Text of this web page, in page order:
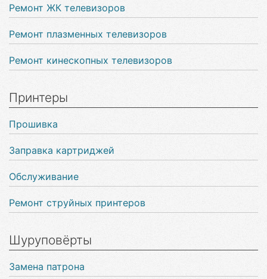
Ремонт ЖК телевизоров
Ремонт плазменных телевизоров
Ремонт кинескопных телевизоров
Принтеры
Прошивка
Заправка картриджей
Обслуживание
Ремонт струйных принтеров
Шуруповёрты
Замена патрона